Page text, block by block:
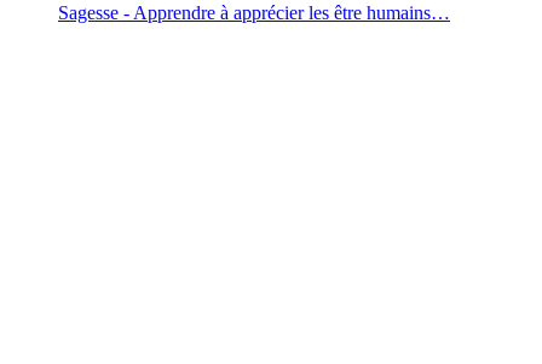
Sagesse - Apprendre à apprécier les être humains…